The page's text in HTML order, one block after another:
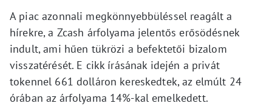
A piac azonnali megkönnyebbüléssel reagált a
hírekre, a Zcash árfolyama jelentős erősödésnek
indult, ami hűen tükrözi a befektetői bizalom
visszatérését. E cikk írásának idején a privát
tokennel 661 dolláron kereskedtek, az elmúlt 24
órában az árfolyama 14%-kal emelkedett.